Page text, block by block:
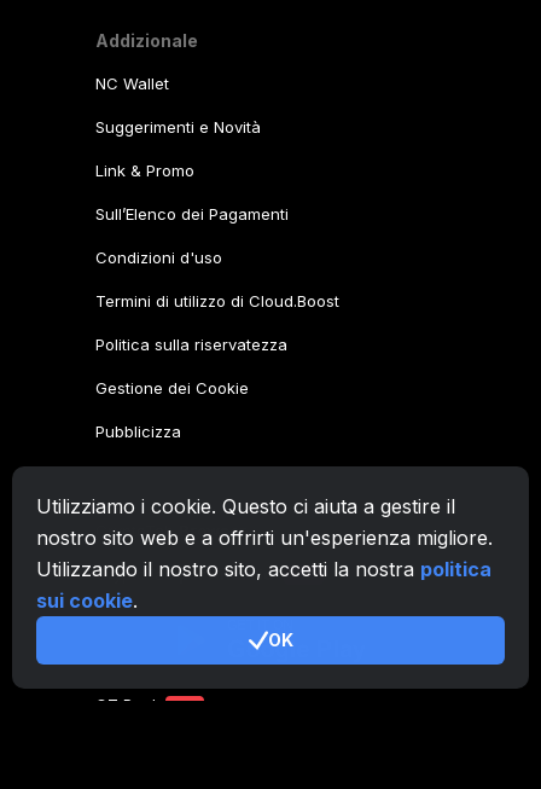
Utilizziamo i cookie. Questo ci aiuta a gestire il
nostro sito web e a offrirti un'esperienza migliore.
Utilizzando il nostro sito, accetti la nostra politica
sui cookie.
OK
Addizionale
NC Wallet
Suggerimenti e Novità
Link & Promo
Sull’Elenco dei Pagamenti
Condizioni d'uso
Termini di utilizzo di Cloud.Boost
Politica sulla riservatezza
Gestione dei Cookie
Pubblicizza
CryptoTab Browser
CryptoTabper Android MAX
CryptoTabper Android PRO
CryptoTabper Android LITE
CT Pool